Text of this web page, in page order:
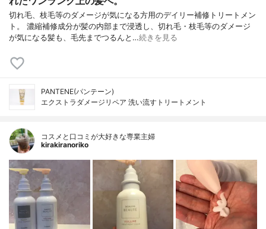
切れ毛、枝毛等のダメージが気になる方用のデイリー補修トリートメン
ト。 濃縮補修成分が髪の内部まで浸透し、切れ毛・枝毛等のダメージ
が気になる髪も、毛先までつるんと…続きを見る
PANTENE(パンテーン)
エクストラダメージリペア 洗い流すトリートメント
コスメと口コミが大好きな専業主婦
kirakiranoriko